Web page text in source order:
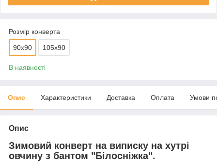
Розмір конверта
90х90 105х90
В наявності
Опис Характеристики Доставка Оплата Умови
Опис
Зимовий конверт на виписку на хутрі
овчину з бантом "Білосніжка".